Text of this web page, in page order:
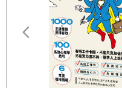
超越
特別致謝！
遊戲計劃也該記上一筆，
裡前進。每一款遊戲都教
惱與滿意之處，所有的遊
在接下來的章節，主要會
過的所有遊戲。從全球知